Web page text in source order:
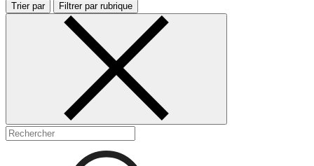
Trier par Filtrer par rubrique